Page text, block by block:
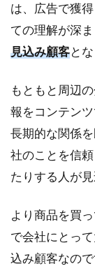
ン
ツ
マ
ー
テ
ィ
ン
グ
入
の
メ
は、広告で獲
ての理解が深
見込み顧客と
もともと周辺
報をコンテン
長期的な関係
社のことを信
たりする人が
より商品を買
で会社にとっ
込み顧客なので